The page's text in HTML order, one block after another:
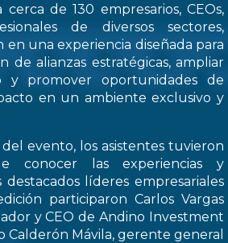
de 130 empresarios, CEOs,
de diversos sectores,
una experiencia diseñada para
de alianzas estratégicas, ampliar
y promover oportunidades de
en un ambiente exclusivo y
evento, los asistentes tuvieron
conocer las experiencias y
destacados líderes empresariales
participaron Carlos Vargas
y CEO de Andino Investment
Calderón Mávila, gerente general